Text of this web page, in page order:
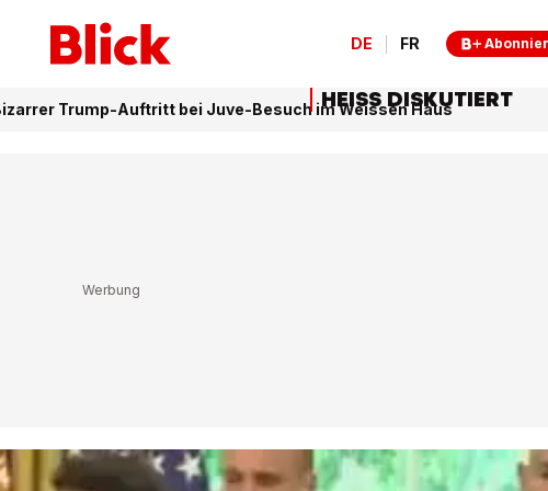
DE FR
Trump-Auftritt bei Juve-Besuch im Weissen Haus
HEISS DISKUTIERT